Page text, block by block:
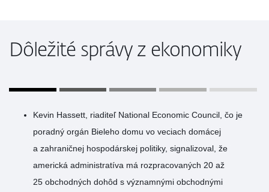
Dôležité správy z ekonomiky
Kevin Hassett, riaditeľ National Economic Council, čo je
poradný orgán Bieleho domu vo veciach domácej
a zahraničnej hospodárskej politiky, signalizoval, že
americká administratíva má rozpracovaných 20 až
25 obchodných dohôd s významnými obchodnými